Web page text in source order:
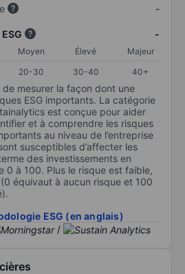
-
-
Moyen Élevé
Majeur
20-30 30-40 40+
de mesurer la façon dont une
ESG importants. La catégorie
est conçue pour aider
et à comprendre les risques
au niveau de l’entreprise
susceptibles d’affecter les
des investissements en
0 à 100. Plus le risque est faible,
équivaut à aucun risque et 100
ESG (en anglais)
/